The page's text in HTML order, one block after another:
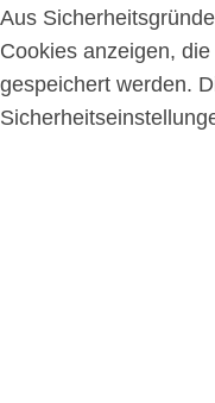
Aus
Cookies anzeigen,
gespeichert werden.